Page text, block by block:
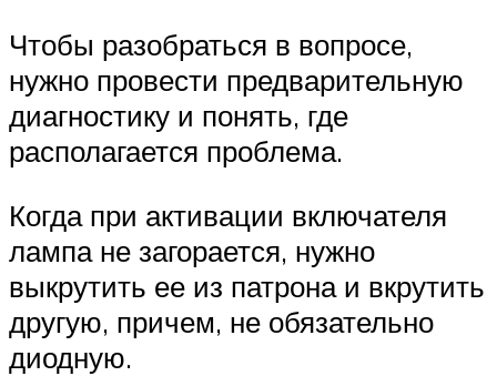
Чтобы разобраться в вопросе,
нужно провести предварительную
диагностику и понять, где
располагается проблема.
Когда при активации включателя
лампа не загорается, нужно
выкрутить ее из патрона и вкрутить
другую, причем, не обязательно
диодную.